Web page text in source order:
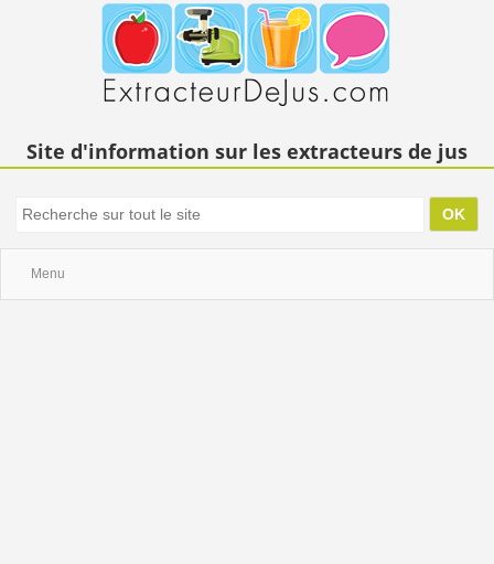
Site d'information sur les extracteurs de jus
Menu